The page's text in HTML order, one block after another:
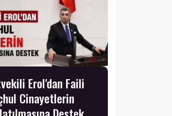
Erol'dan Faili
Cinayetlerin